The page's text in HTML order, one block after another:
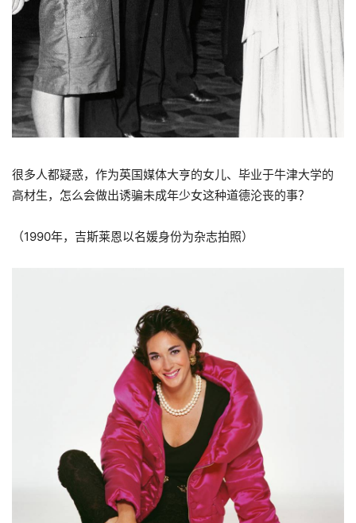
很多人都疑惑，作为英国媒体大亨的女儿、毕业于牛津大学的
高材生，怎么会做出诱骗未成年少女这种道德沦丧的事？
（1990年，吉斯莱恩以名媛身份为杂志拍照）